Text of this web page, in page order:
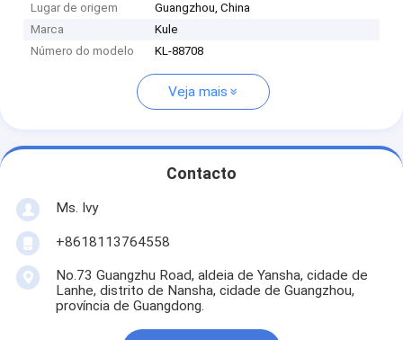
Lugar de origem
Guangzhou, China
Marca
Kule
Número do modelo
KL-88708
Veja mais
Contacto
Ms. Ivy
+8618113764558
No.73 Guangzhu Road, aldeia de Yansha, cidade de
Lanhe, distrito de Nansha, cidade de Guangzhou,
província de Guangdong.